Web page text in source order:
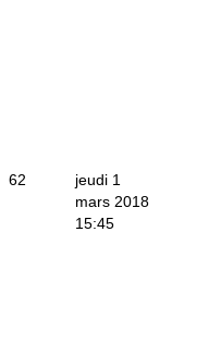
62
jeudi 1
mars 2018
15:45